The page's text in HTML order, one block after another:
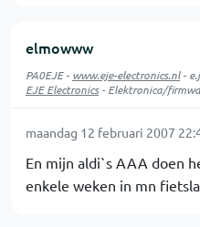
elmowww
PA0EJE - www.eje-electronics.nl-
EJE Electronics- Elektronica/
maandag 12 februari 2007
En mijn aldi`s AAA doen
enkele weken in mn